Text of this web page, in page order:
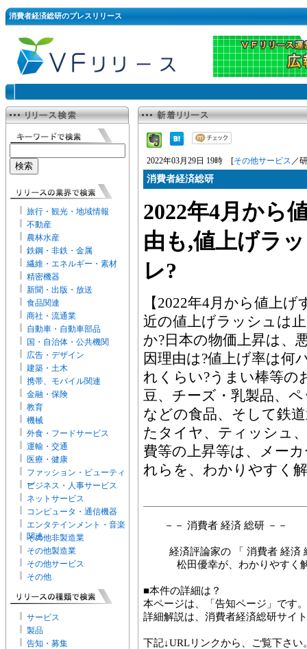
消費者経済総研のプレスリリース
旅行・観光・地域情報
不動産
農林水産
鉄鋼・非鉄・金属
繊維・エネルギー・素材
精密機器
新聞・出版・放送
食品関連
商社・流通業
自動車・自動車部品
国・自治体・公共機関
広告・デザイン
建築・土木
携帯、モバイル関連
金融・保険
教育
機械
外食・フードサービス
運輸・交通
医療・健康
ファッション・ビューティ
ー
ビジネス・人事サービス
ネットサービス
コンピュータ・通信機器
エンタテインメント・音楽
関連
その他非製造業
その他製造業
その他サービス
その他
サービス
製品
告知・募集
2022年03月29日 19時 [その他サービス ／
消費者経済総研
2022年4月から
由も,値上げラ
レ?
【2022年4月から値上
近の値上げラッシュは
か?日本の物価上昇は、
因理由は?値上げ率は何
れくらい?うまい棒等の
豆、チーズ・乳製品、
などの食品、そして鉄
たタイヤ、ティッシュ
費等の上昇等は、メー
れらを、わかりやすく
－－ 消費者 経済 総研 －－
経済評論家の 「 消費者 経済
松田優幸が、わかりやすく
■本件の詳細は？
本ページは、「告知ページ」です。
詳細解説は、消費者経済総研サイ
下記↓URLリンクから、ご覧下さい